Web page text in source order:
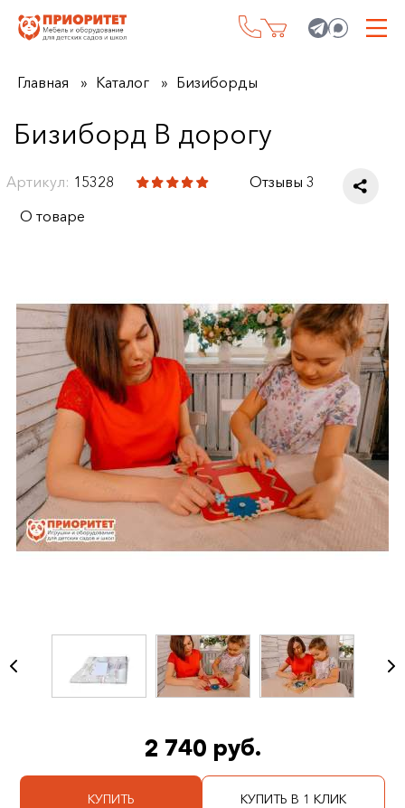
Главная Каталог Бизиборды
Бизиборд В дорогу
Артикул: 15328
Отзывы 3
О товаре
2 740 руб.
КУПИТЬ КУПИТЬ В 1 КЛИК